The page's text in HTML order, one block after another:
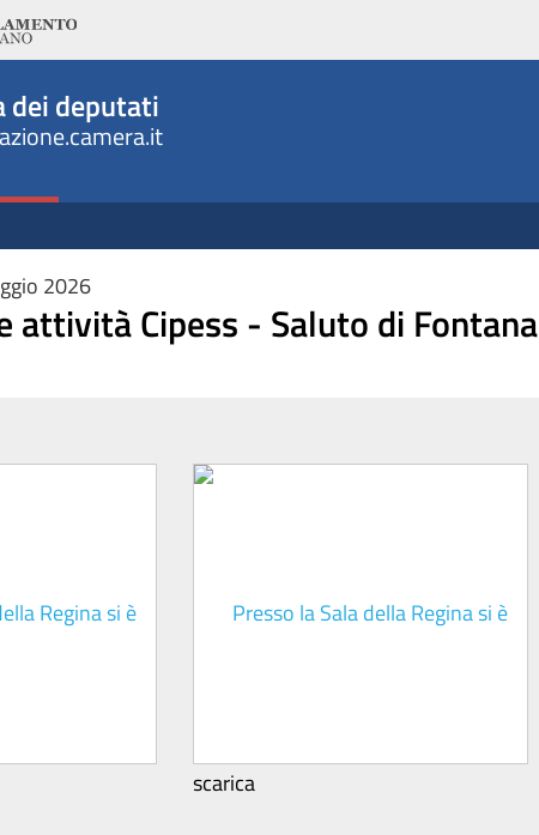
dei deputati
2026
attività Cipess - Saluto di Fontana
scarica